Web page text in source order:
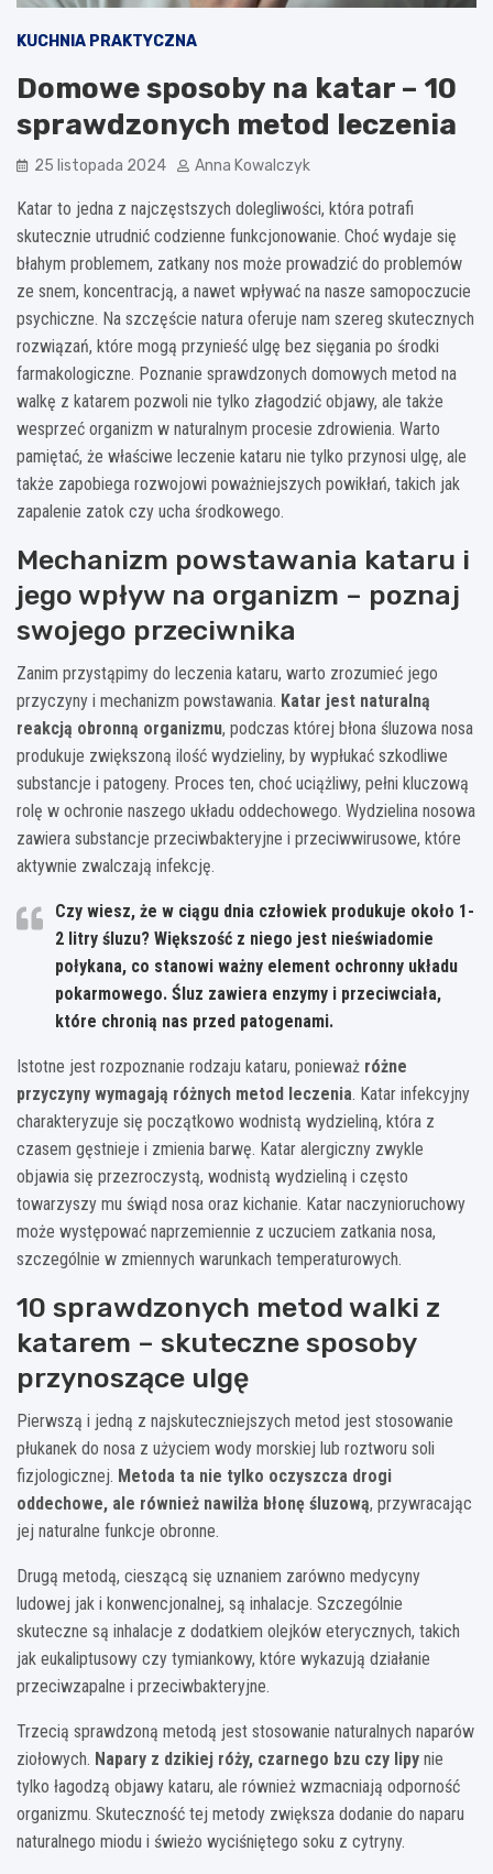
KUCHNIA PRAKTYCZNA
Domowe sposoby na katar – 10
sprawdzonych metod leczenia
25 listopada 2024 Anna Kowalczyk
Katar to jedna z najczęstszych dolegliwości, która potrafi
skutecznie utrudnić codzienne funkcjonowanie. Choć wydaje się
błahym problemem, zatkany nos może prowadzić do problemów
ze snem, koncentracją, a nawet wpływać na nasze samopoczucie
psychiczne. Na szczęście natura oferuje nam szereg skutecznych
rozwiązań, które mogą przynieść ulgę bez sięgania po środki
farmakologiczne. Poznanie sprawdzonych domowych metod na
walkę z katarem pozwoli nie tylko złagodzić objawy, ale także
wesprzeć organizm w naturalnym procesie zdrowienia. Warto
pamiętać, że właściwe leczenie kataru nie tylko przynosi ulgę, ale
także zapobiega rozwojowi poważniejszych powikłań, takich jak
zapalenie zatok czy ucha środkowego.
Mechanizm powstawania kataru i
jego wpływ na organizm – poznaj
swojego przeciwnika
Zanim przystąpimy do leczenia kataru, warto zrozumieć jego
przyczyny i mechanizm powstawania. Katar jest naturalną
reakcją obronną organizmu, podczas której błona śluzowa nosa
produkuje zwiększoną ilość wydzieliny, by wypłukać szkodliwe
substancje i patogeny. Proces ten, choć uciążliwy, pełni kluczową
rolę w ochronie naszego układu oddechowego. Wydzielina nosowa
zawiera substancje przeciwbakteryjne i przeciwwirusowe, które
aktywnie zwalczają infekcję.
Czy wiesz, że w ciągu dnia człowiek produkuje około 1-
2 litry śluzu? Większość z niego jest nieświadomie
połykana, co stanowi ważny element ochronny układu
pokarmowego. Śluz zawiera enzymy i przeciwciała,
które chronią nas przed patogenami.
Istotne jest rozpoznanie rodzaju kataru, ponieważ różne
przyczyny wymagają różnych metod leczenia. Katar infekcyjny
charakteryzuje się początkowo wodnistą wydzieliną, która z
czasem gęstnieje i zmienia barwę. Katar alergiczny zwykle
objawia się przezroczystą, wodnistą wydzieliną i często
towarzyszy mu świąd nosa oraz kichanie. Katar naczynioruchowy
może występować naprzemiennie z uczuciem zatkania nosa,
szczególnie w zmiennych warunkach temperaturowych.
10 sprawdzonych metod walki z
katarem – skuteczne sposoby
przynoszące ulgę
Pierwszą i jedną z najskuteczniejszych metod jest stosowanie
płukanek do nosa z użyciem wody morskiej lub roztworu soli
fizjologicznej. Metoda ta nie tylko oczyszcza drogi
oddechowe, ale również nawilża błonę śluzową, przywracając
jej naturalne funkcje obronne.
Drugą metodą, cieszącą się uznaniem zarówno medycyny
ludowej jak i konwencjonalnej, są inhalacje. Szczególnie
skuteczne są inhalacje z dodatkiem olejków eterycznych, takich
jak eukaliptusowy czy tymiankowy, które wykazują działanie
przeciwzapalne i przeciwbakteryjne.
Trzecią sprawdzoną metodą jest stosowanie naturalnych naparów
ziołowych. Napary z dzikiej róży, czarnego bzu czy lipy nie
tylko łagodzą objawy kataru, ale również wzmacniają odporność
organizmu. Skuteczność tej metody zwiększa dodanie do naparu
naturalnego miodu i świeżo wyciśniętego soku z cytryny.